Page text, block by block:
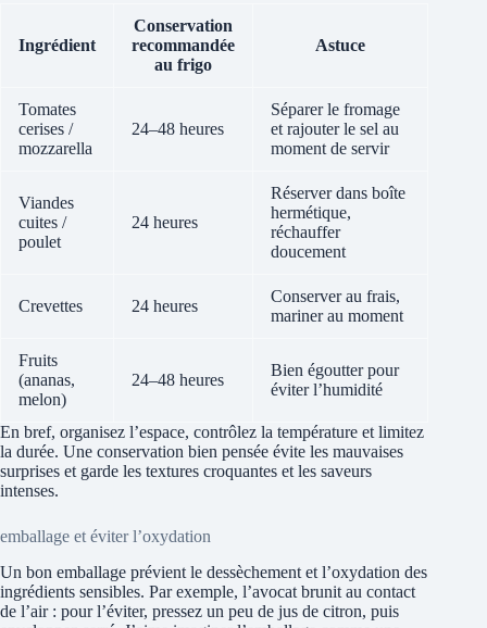
Ingrédient
Conservation
recommandée
au frigo
Astuce
Tomates
cerises /
mozzarella
24–48 heures
Séparer le fromage
et rajouter le sel au
moment de servir
Viandes
cuites /
poulet
24 heures
Réserver dans boîte
hermétique,
réchauffer
doucement
Crevettes 24 heures
Conserver au frais,
mariner au moment
Fruits
(ananas,
melon)
24–48 heures
Bien égoutter pour
éviter l’humidité
En bref, organisez l’espace, contrôlez la température et limitez
la durée. Une conservation bien pensée évite les mauvaises
surprises et garde les textures croquantes et les saveurs
intenses.
emballage et éviter l’oxydation
Un bon emballage prévient le dessèchement et l’oxydation des
ingrédients sensibles. Par exemple, l’avocat brunit au contact
de l’air : pour l’éviter, pressez un peu de jus de citron, puis